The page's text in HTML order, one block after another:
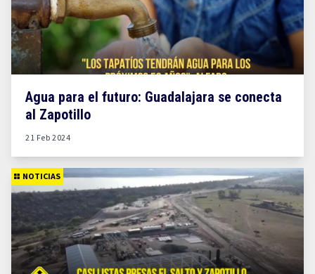
Agua para el futuro: Guadalajara se conecta
al Zapotillo
21 Feb 2024
NOTICIAS